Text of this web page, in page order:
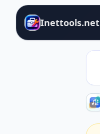
Inettools.net